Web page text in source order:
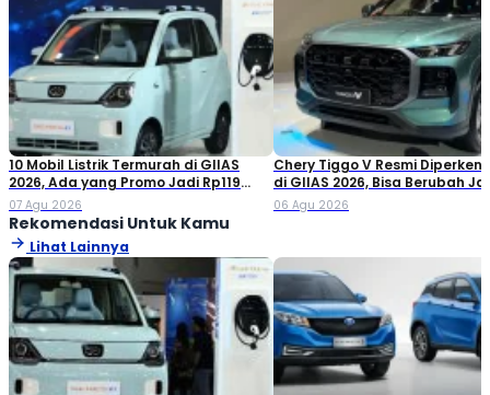
10 Mobil Listrik Termurah di GIIAS
2026, Ada yang Promo Jadi Rp119
Jutaan!
07 Agu 2026
Chery Tiggo V Resmi
di GIIAS 2026, Bisa Berubah
Double Cabin
06 Agu 2026
Rekomendasi Untuk Kamu
Lihat Lainnya